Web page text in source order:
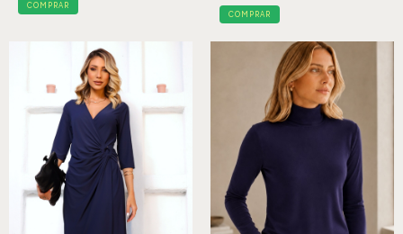
COMPRAR
COMPRAR